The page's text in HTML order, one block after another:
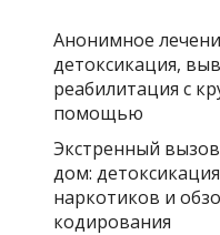
Анонимное
детоксикация,
реабилитация с
помощью
Экстренный
дом:
наркотиков и
кодирования